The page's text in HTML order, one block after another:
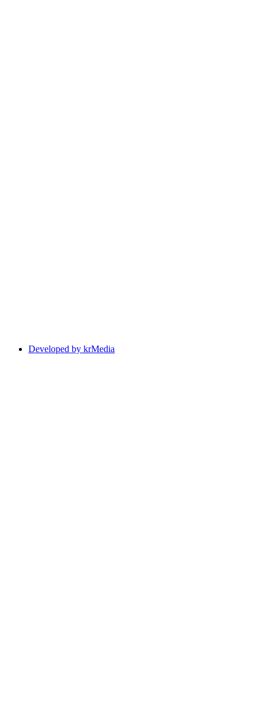
Developed by krMedia